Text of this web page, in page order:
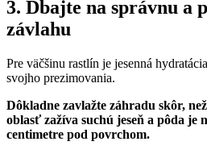
3. Dbajte na správnu a
závlahu
Pre väčšinu rastlín je jesenná
svojho prezimovania.
Dôkladne zavlažte záhradu skôr,
oblasť zažíva suchú jeseň a pôda je
centimetre pod povrchom.